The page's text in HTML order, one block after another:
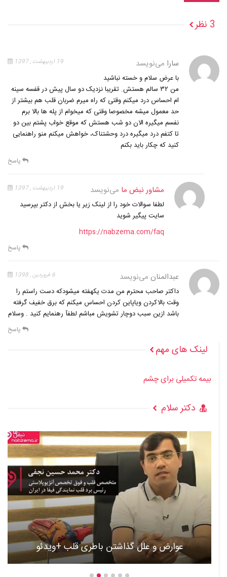
3 نظر
سارا می‌نویسد 19 اردیبهشت , 1397
با عرض سلام و خسته نباشید
من ۳۲ سالم هستش. تقریبا نزدیک دو سال پیش در قفسه سینه
ام احساس درد میکنم وقتی که راه میرم ضربان قلب هم بیشتر از
حد معمول میشه مخصوصا وقتی که میخوام از پله ها بالا برم
نفسم میگیره الان دو شب هستش که موقع خواب پشتم بین دو
تا کتفم درد میگیره درد وحشتناک، خواهش میکنم منو راهنمایی
کنید که چکار باید بکنم
پاسخ
مشاور نبض ما می‌نویسد 19 اردیبهشت , 1397
لطفا سوالات خود را از لینک زیر یا بخش از دکتر بپرسید
سایت پیگیر شوید
https://nabzema.com/faq
پاسخ
عبدالمنان می‌نویسد 6 فروردین , 1398
داکتر صاحب محترم من مدت یکهفته میشودکه دست راستم را
وقت بالاکردن ویاپاین کردن احساس میکنم که برق خفیف گرفته
باشد ازین سبب دوچار تشویش مباشم لطفآ رهنمایم کنید . وسلام
پاسخ
لینک های مهم
بیمه تکمیلی برای چشم
دکتر سلام
عوارض و علل گذاشتن باطری قلب +ویدئو